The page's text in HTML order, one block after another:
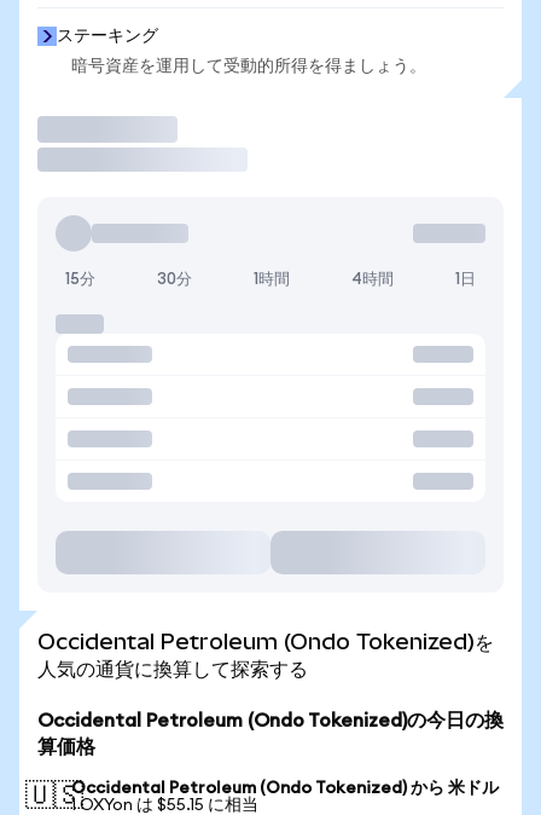
ステーキング
暗号資産を運用して受動的所得を得ましょう。
15分 30分 1時間 4時間 1日
Occidental Petroleum (Ondo Tokenized)を
人気の通貨に換算して探索する
Occidental Petroleum (Ondo Tokenized)の今日の換
算価格
🇺🇸Occidental Petroleum (Ondo Tokenized) から 米ドル
1 OXYon は $55.15 に相当